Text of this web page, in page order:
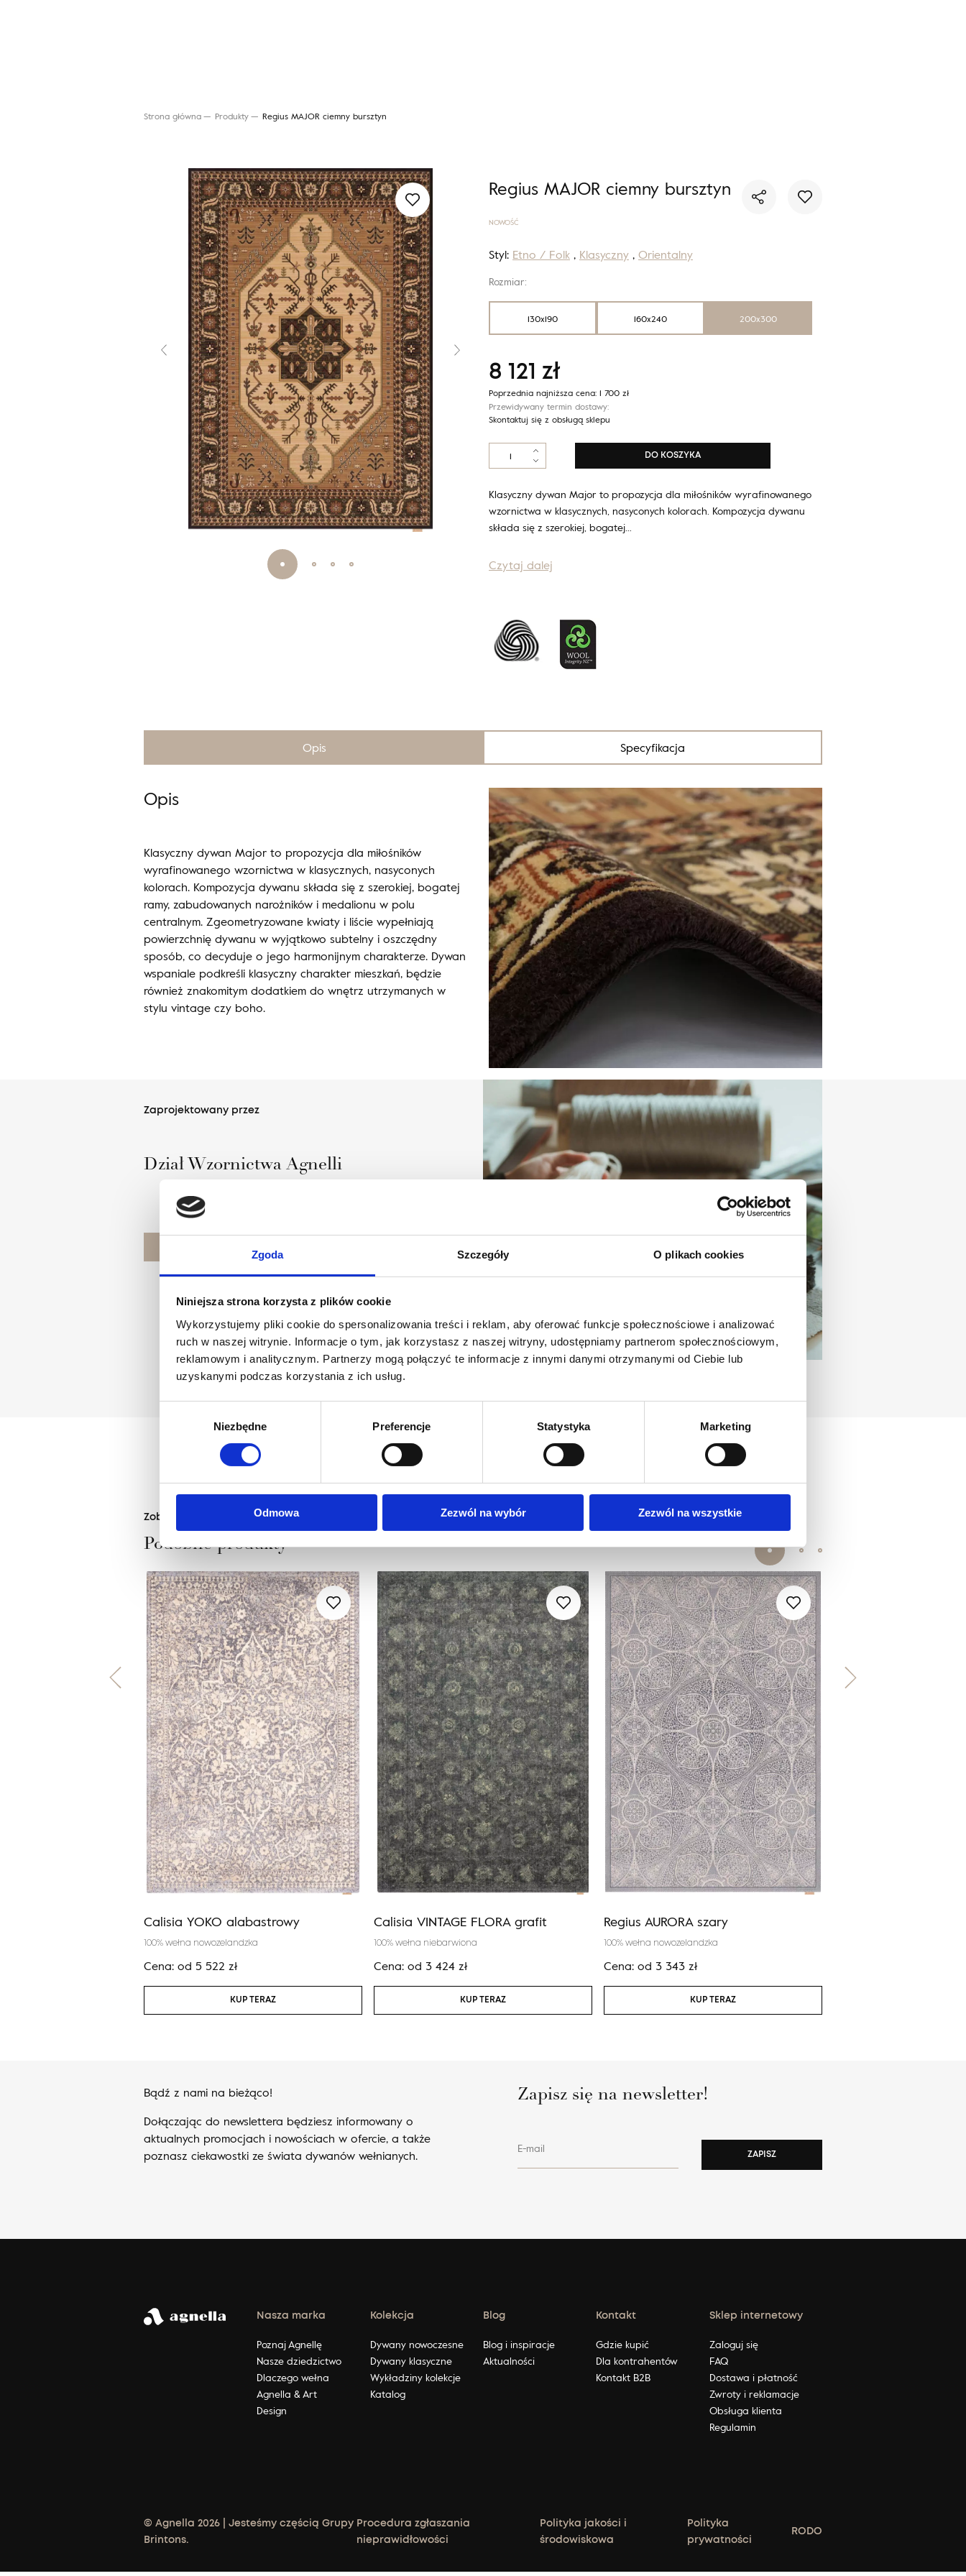
Zgoda Szczegóły O plikach cookies
Niniejsza strona korzysta z plików cookie
Wykorzystujemy pliki cookie do spersonalizowania treści i reklam, aby oferować funkcje społecznościowe i analizować
ruch w naszej witrynie. Informacje o tym, jak korzystasz z naszej witryny, udostępniamy partnerom społecznościowym,
reklamowym i analitycznym. Partnerzy mogą połączyć te informacje z innymi danymi otrzymanymi od Ciebie lub
uzyskanymi podczas korzystania z ich usług.
Niezbędne Preferencje Statystyka Marketing
Odmowa Zezwól na wybór Zezwól na wszystkie
Strona główna Produkty Regius MAJOR ciemny bursztyn
Regius MAJOR ciemny bursztyn
NOWOŚĆ
Styl: Etno / Folk , Klasyczny , Orientalny
Rozmiar:
130x190 160x240 200x300
8 121 zł
Poprzednia najniższa cena: 1 700 zł
Przewidywany termin dostawy:
Skontaktuj się z obsługą sklepu
ilość
Regius
ciemny
bursztyn
DO KOSZYKA
Klasyczny dywan Major to propozycja dla miłośników wyrafinowanego
wzornictwa w klasycznych, nasyconych kolorach. Kompozycja dywanu
składa się z szerokiej, bogatej…
Czytaj dalej
Opis Specyfikacja
Opis
Klasyczny dywan Major to propozycja dla miłośników
wyrafinowanego wzornictwa w klasycznych, nasyconych
kolorach. Kompozycja dywanu składa się z szerokiej, bogatej
ramy, zabudowanych narożników i medalionu w polu
centralnym. Zgeometryzowane kwiaty i liście wypełniają
powierzchnię dywanu w wyjątkowo subtelny i oszczędny
sposób, co decyduje o jego harmonijnym charakterze. Dywan
wspaniale podkreśli klasyczny charakter mieszkań, będzie
również znakomitym dodatkiem do wnętrz utrzymanych w
stylu vintage czy boho.
Zaprojektowany przez
Dział Wzornictwa Agnelli
Zobacz
Podobne produkty
Calisia YOKO alabastrowy
100% wełna nowozelandzka
Cena: od 5 522 zł
KUP TERAZ
Calisia VINTAGE FLORA grafit
100% wełna niebarwiona
Cena: od 3 424 zł
KUP TERAZ
Regius AURORA szary
100% wełna nowozelandzka
Cena: od 3 343 zł
KUP TERAZ
Bądź z nami na bieżąco!
Dołączając do newslettera będziesz informowany o
aktualnych promocjach i nowościach w ofercie, a także
poznasz ciekawostki ze świata dywanów wełnianych.
Zapisz się na newsletter!
E-mail ZAPISZ
Nasza marka
Poznaj Agnellę
Nasze dziedzictwo
Dlaczego wełna
Agnella & Art
Design
Kolekcja
Dywany nowoczesne
Dywany klasyczne
Wykładziny kolekcje
Katalog
Blog
Blog i inspiracje
Aktualności
Kontakt
Gdzie kupić
Dla kontrahentów
Kontakt B2B
Sklep internetowy
Zaloguj się
FAQ
Dostawa i płatność
Zwroty i reklamacje
Obsługa klienta
Regulamin
Procedura zgłaszania
nieprawidłowości
Polityka jakości i
środowiskowa
Polityka
prywatności
RODO
© Agnella 2026 | Jesteśmy częścią Grupy
Brintons.
Wyszukaj produkt